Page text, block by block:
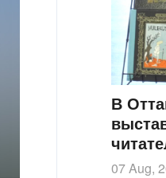
В
07 Aug,